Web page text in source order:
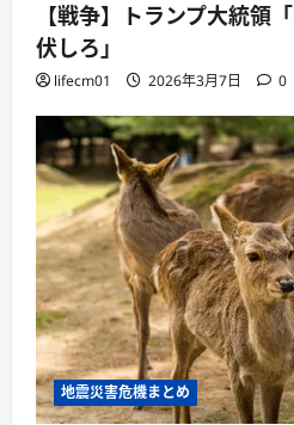
【戦争】トランプ大統領
伏しろ」
lifecm01 2026年3月7日 0
地震災害危機まとめ